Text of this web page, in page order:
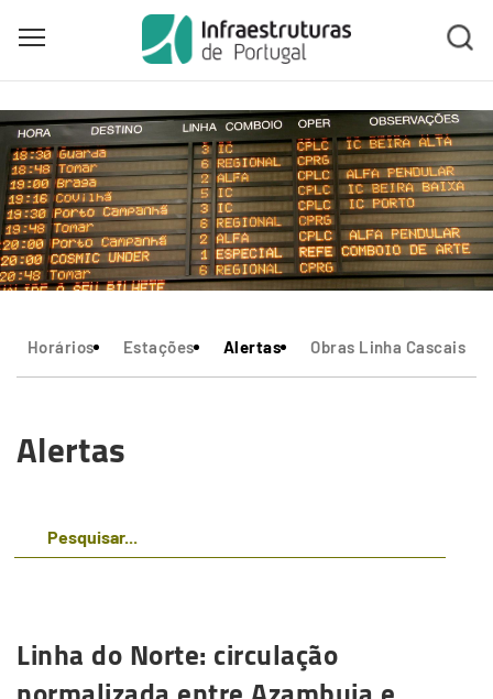
Skip
to
main
content
Toggle main menu visibility
Horários Estações Alertas Obras Linha Cascais
Alertas
Linha do Norte: circulação